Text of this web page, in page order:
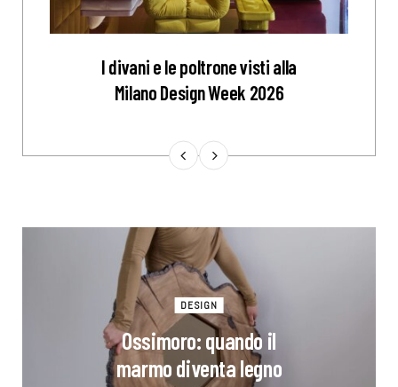
I divani e le poltrone visti alla
Milano Design Week 2026
DESIGN
Ossimoro: quando il
marmo diventa legno